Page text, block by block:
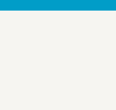
Personen